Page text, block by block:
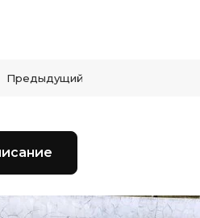
Предыдущий